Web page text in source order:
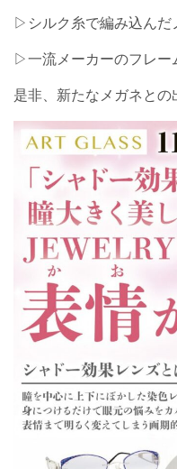
▷シルク糸で編み込んだ
▷一流メーカーのフレー
是非、新たなメガネと